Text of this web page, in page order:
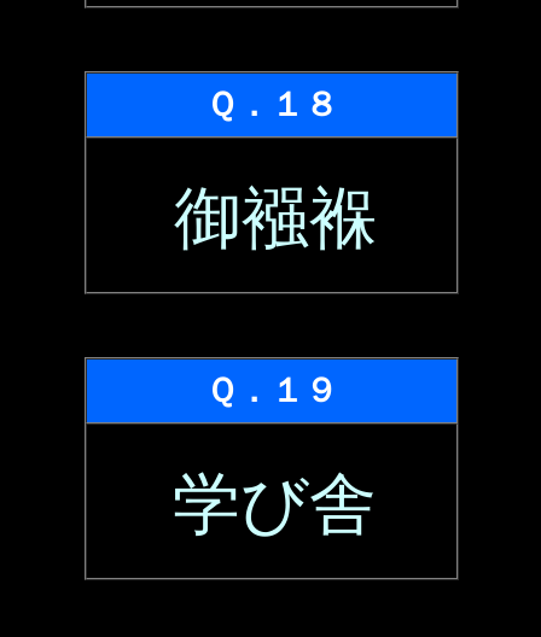
Ｑ．１８
御襁褓
Ｑ．１９
学び舎